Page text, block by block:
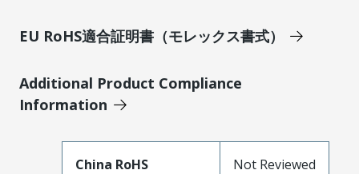
EU RoHS適合証明書（モレックス書式）
Additional Product Compliance
Information
China RoHS Not Reviewed